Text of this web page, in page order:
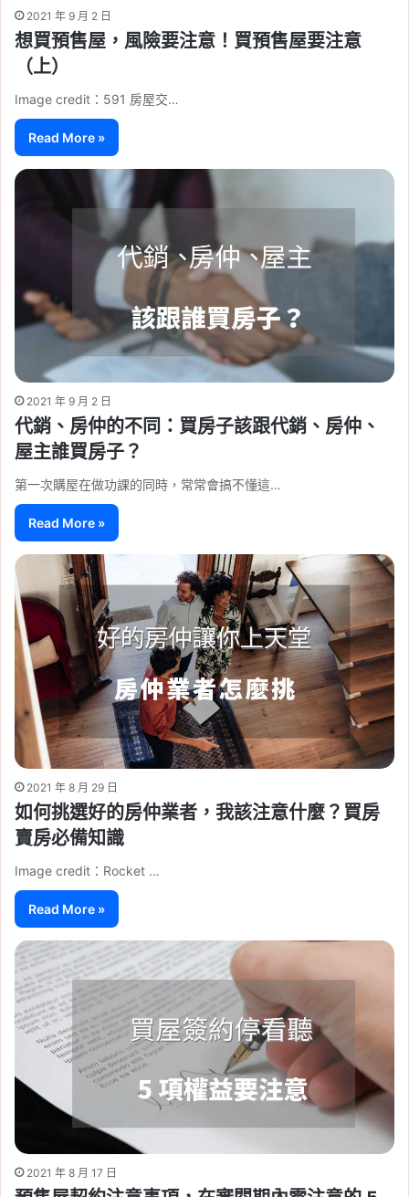
2021 年 9 月 2 日
想買預售屋，風險要注意！買預售屋要注意
（上）
Image credit：591 房屋交…
Read More »
2021 年 9 月 2 日
代銷、房仲的不同：買房子該跟代銷、房仲、
屋主誰買房子？
第一次購屋在做功課的同時，常常會搞不懂這…
Read More »
2021 年 8 月 29 日
如何挑選好的房仲業者，我該注意什麼？買房
賣房必備知識
Image credit：Rocket …
Read More »
2021 年 8 月 17 日